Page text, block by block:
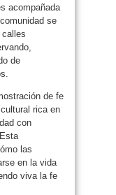
acompañada
se
de
de fe
rica en
con
las
en la vida
viva la fe